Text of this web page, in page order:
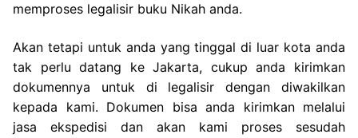
memproses legalisir buku Nikah anda.
Akan tetapi untuk anda yang tinggal di luar kota anda
tak perlu datang ke Jakarta, cukup anda kirimkan
dokumennya untuk di legalisir dengan diwakilkan
kepada kami. Dokumen bisa anda kirimkan melalui
jasa ekspedisi dan akan kami proses sesudah